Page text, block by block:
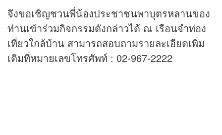
จึงขอเชิญชวนพี่น้องประชาชนพาบุตรหลานของ
ท่านเข้าร่วมกิจกรรมดังกล่าวได้ ณ เรือนจำท่อง
เที่ยวใกล้บ้าน สามารถสอบถามรายละเอียดเพิ่ม
เติมที่หมายเลขโทรศัพท์ : 02-967-2222